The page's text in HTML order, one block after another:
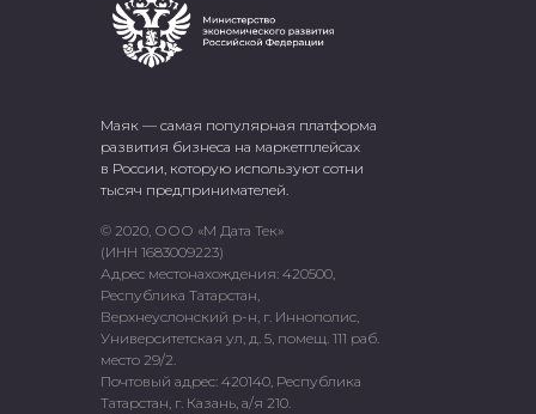
Маяк — самая популярная платформа
развития бизнеса на маркетплейсах
в России, которую используют сотни
тысяч предпринимателей.
© 2020, ООО «М Дата Тек»
(ИНН 1683009223)
Адрес местонахождения: 420500,
Республика Татарстан,
Верхнеуслонский р-н, г. Иннополис,
Университетская ул, д. 5, помещ. 111 раб.
место 29/2.
Почтовый адрес: 420140, Республика
Татарстан, г. Казань, а/я 210.